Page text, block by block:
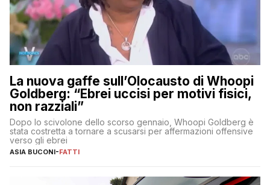
La nuova gaffe sull’Olocausto di Whoopi
Goldberg: “Ebrei uccisi per motivi fisici,
non razziali”
Dopo lo scivolone dello scorso gennaio, Whoopi Goldberg è
stata costretta a tornare a scusarsi per affermazioni offensive
verso gli ebrei
ASIA BUCONI-FATTI